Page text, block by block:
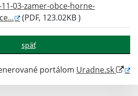
11-03-zamer-obce-horne-
(PDF, 123.02KB )
späť
portálom Uradne.sk